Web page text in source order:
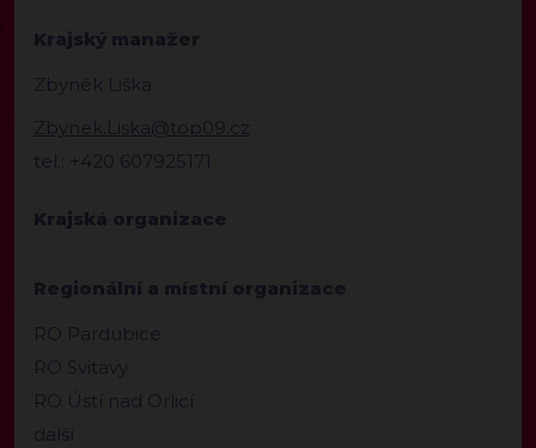
Krajský manažer
Zbyněk Liška
Zbynek.Liska@top09.cz
tel.: +420 607925171
Krajská organizace
Regionální a místní organizace
RO Pardubice
RO Svitavy
RO Ústí nad Orlicí
další